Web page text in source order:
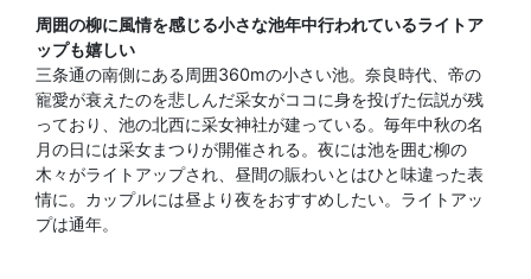
周囲の柳に風情を感じる小さな池年中行われているライトア
ップも嬉しい
三条通の南側にある周囲360mの小さい池。奈良時代、帝の
寵愛が衰えたのを悲しんだ采女がココに身を投げた伝説が残
っており、池の北西に采女神社が建っている。毎年中秋の名
月の日には采女まつりが開催される。夜には池を囲む柳の
木々がライトアップされ、昼間の賑わいとはひと味違った表
情に。カップルには昼より夜をおすすめしたい。ライトアッ
プは通年。